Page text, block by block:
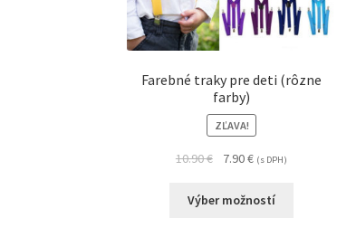
Farebné traky pre deti (rôzne
farby)
ZĽAVA!
10.90€ 7.90€ (s DPH)
Výber možností